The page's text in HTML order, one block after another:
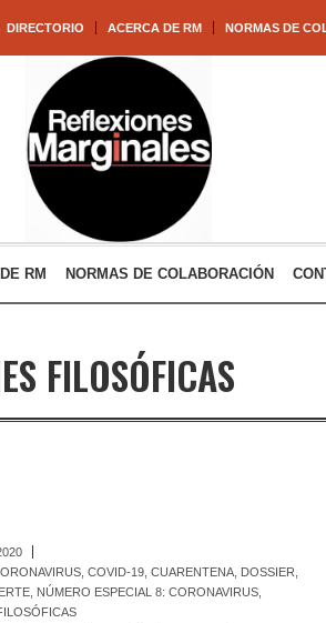
DIRECTORIO ACERCA DE RM NORMAS DE
RM NORMAS DE COLABORACIÓN
FILOSÓFICAS
, COVID-19, CUARENTENA, DOSSIER
, NÚMERO ESPECIAL 8: CORONAVIRUS,